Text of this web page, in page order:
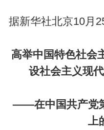
据新华社北京10月
高举中国特色社会
设社会主义现
——在中国共产党
上